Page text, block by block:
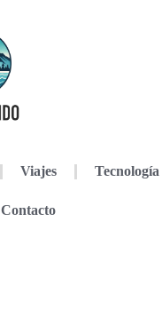
Viajes Tecnología
Contacto